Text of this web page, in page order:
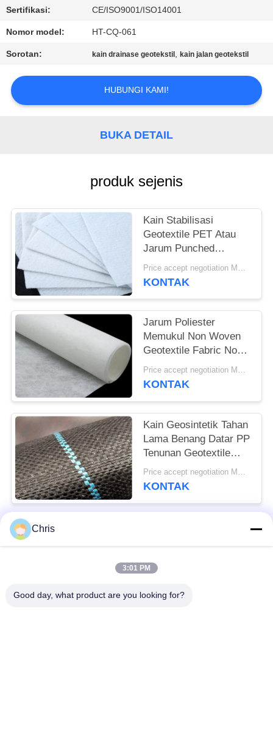
BERITA
PENAWARAN
Sertifikasi: CE/ISO9001/ISO14001
Nomor model: HT-CQ-061
Sorotan: kain drainase geotekstil ,kain jalan geotekstil
HUBUNGI KAMI!
BUKA DETAIL
produk sejenis
Kain Stabilisasi
Geotextile PET Atau
Jarum Punched
Geotextile White Anti-
Aging
Price accept negotiation MOQ:1sqm
KONTAK
Jarum Poliester
Memukul Non Woven
Geotextile Fabric Non
Woven Anti - OksidasiPrice accept negotiation MOQ:100sq.m
KONTAK
Kain Geosintetik Tahan
Lama Benang Datar PP
Tenunan Geotextile
Untuk Mencegah
Tumbuh Rumput
Price accept negotiation MOQ:1000 sq.m.
KONTAK
Bad Request
Chris
3:01 PM
Good day, what product are you looking for?